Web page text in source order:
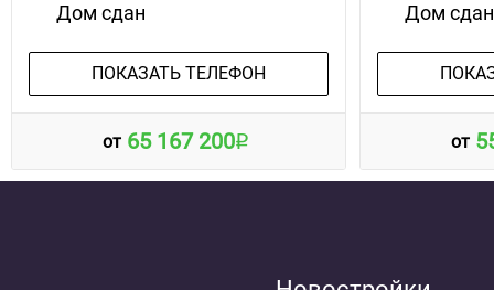
Дом сдан
ПОКАЗАТЬ ТЕЛЕФОН
от 65 167 200
Дом сдан
от